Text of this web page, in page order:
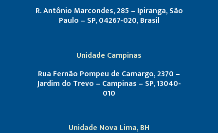
R. Antônio Marcondes, 285 – Ipiranga, São
Paulo – SP, 04267-020, Brasil
Unidade Campinas
Rua Fernão Pompeu de Camargo, 2370 –
Jardim do Trevo – Campinas – SP, 13040-
010
Unidade Nova Lima, BH